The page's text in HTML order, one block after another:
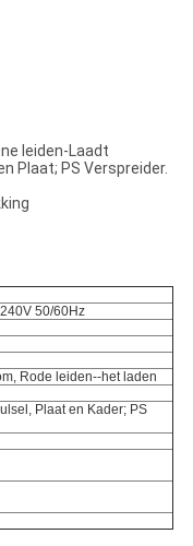
leiden-Laadt
Plaat; PS Verspreider.
50/60Hz
Rode leiden--het laden
Plaat en Kader; PS